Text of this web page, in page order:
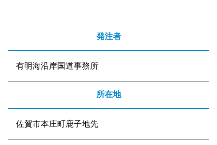
発注者
有明海沿岸国道事務所
所在地
佐賀市本庄町鹿子地先